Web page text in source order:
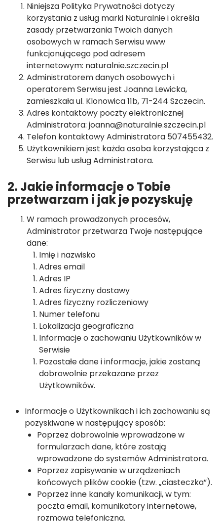
Niniejsza Polityka Prywatności dotyczy
korzystania z usług marki Naturalnie i określa
zasady przetwarzania Twoich danych
osobowych w ramach Serwisu www
funkcjonującego pod adresem
internetowym: naturalnie.szczecin.pl
Administratorem danych osobowych i
operatorem Serwisu jest Joanna Lewicka,
zamieszkała ul. Klonowica 11b, 71-244 Szczecin.
Adres kontaktowy poczty elektronicznej
Administratora: joanna@naturalnie.szczecin.pl
Telefon kontaktowy Administratora 507455432.
Użytkownikiem jest każda osoba korzystająca z
Serwisu lub usług Administratora.
2. Jakie informacje o Tobie
przetwarzam i jak je pozyskuję
W ramach prowadzonych procesów,
Administrator przetwarza Twoje następujące
dane:
Imię i nazwisko
Adres email
Adres IP
Adres fizyczny dostawy
Adres fizyczny rozliczeniowy
Numer telefonu
Lokalizacja geograficzna
Informacje o zachowaniu Użytkowników w
Serwisie
Pozostałe dane i informacje, jakie zostaną
dobrowolnie przekazane przez
Użytkowników.
Informacje o Użytkownikach i ich zachowaniu są
pozyskiwane w następujący sposób:
Poprzez dobrowolnie wprowadzone w
formularzach dane, które zostają
wprowadzone do systemów Administratora.
Poprzez zapisywanie w urządzeniach
końcowych plików cookie (tzw. „ciasteczka”).
Poprzez inne kanały komunikacji, w tym:
poczta email, komunikatory internetowe,
rozmowa telefoniczna.